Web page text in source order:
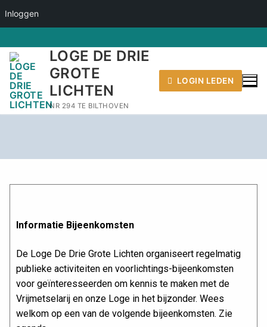
Inloggen
LOGE DE DRIE
GROTE
LICHTEN
NR 294 TE BILTHOVEN
LOGIN LEDEN
Informatie Bijeenkomsten
De Loge De Drie Grote Lichten organiseert regelmatig
publieke activiteiten en voorlichtings-bijeenkomsten
voor geïnteresseerden om kennis te maken met de
Vrijmetselarij en onze Loge in het bijzonder. Wees
welkom op een van de volgende bijeenkomsten. Zie